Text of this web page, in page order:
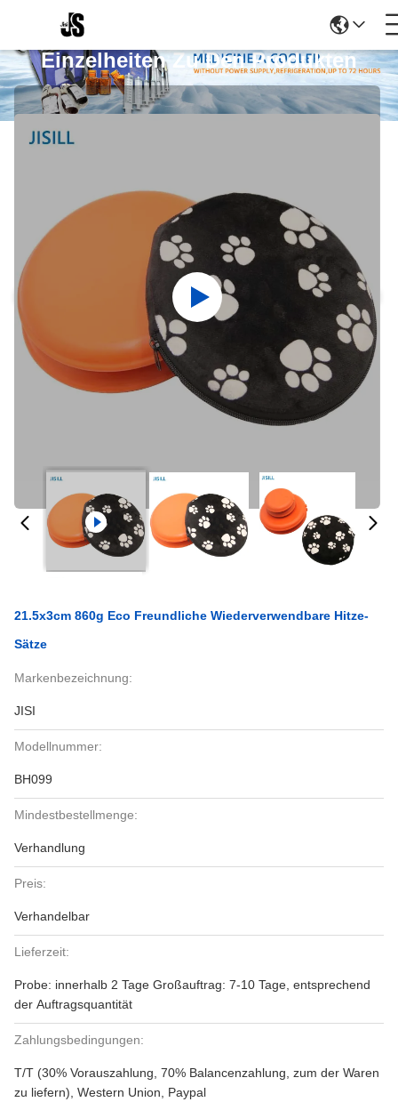
Einzelheiten Zu Den Produkten
21.5x3cm 860g Eco Freundliche Wiederverwendbare Hitze-
Sätze
Markenbezeichnung:
JISI
Modellnummer:
BH099
Mindestbestellmenge:
Verhandlung
Preis:
Verhandelbar
Lieferzeit:
Probe: innerhalb 2 Tage Großauftrag: 7-10 Tage, entsprechend
der Auftragsquantität
Zahlungsbedingungen:
T/T (30% Vorauszahlung, 70% Balancenzahlung, zum der Waren
zu liefern), Western Union, Paypal